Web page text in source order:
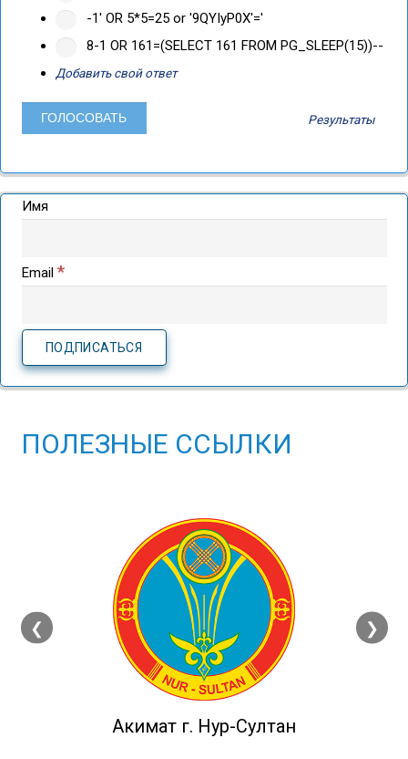
-1' OR 5*5=25 or '9QYIyP0X'='
8-1 OR 161=(SELECT 161 FROM PG_SLEEP(15))--
Добавить свой ответ
Результаты
Имя
Email *
ПОЛЕЗНЫЕ ССЫЛКИ
❮
Акимат г. Нур-Султан
❯